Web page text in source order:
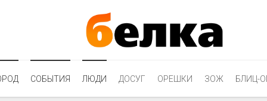
СОБЫТИЯ ЛЮДИ ДОСУГ ОРЕШКИ ЗОЖ БЛИЦ-